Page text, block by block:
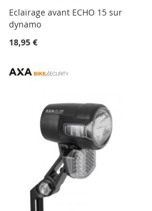
Eclairage avant ECHO 15 sur
dynamo
18,95 €